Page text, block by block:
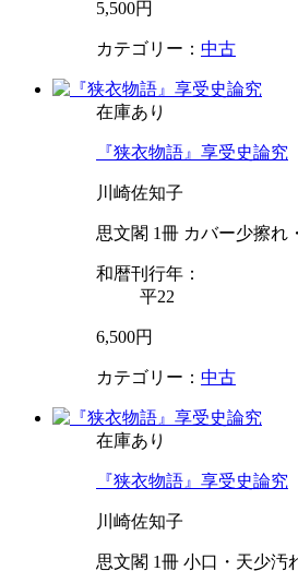
5,500円
カテゴリー： 中古
在庫あり
『狭衣物語』享受史論究
川崎佐知子
思文閣 1冊 カバー少擦れ
和暦刊行年：
平22
6,500円
カテゴリー： 中古
在庫あり
『狭衣物語』享受史論究
川崎佐知子
思文閣 1冊 小口・天少